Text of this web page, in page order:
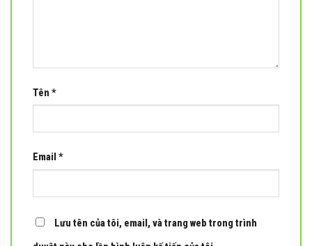
Tên *
Email*
Lưu tên của tôi, email, và trang web trong trình